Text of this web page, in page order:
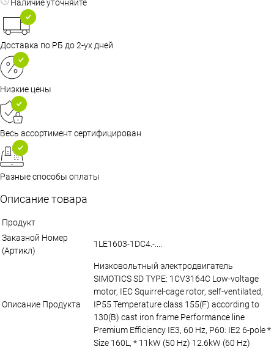
Наличие уточняйте
Доставка по РБ до 2-ух дней
Низкие цены
Весь ассортимент сертифицирован
Разные способы оплаты
Описание товара
Продукт
Заказной Номер
(Артикл)
1LE1603-1DC4.-....
Описание Продукта
Низковольтный электродвигатель
SIMOTICS SD TYPE: 1CV3164C Low-voltage
motor, IEC Squirrel-cage rotor, self-ventilated,
IP55 Temperature class 155(F) according to
130(B) cast iron frame Performance line
Premium Efficiency IE3, 60 Hz, P60: IE2 6-pole *
Size 160L, * 11kW (50 Hz) 12.6kW (60 Hz)